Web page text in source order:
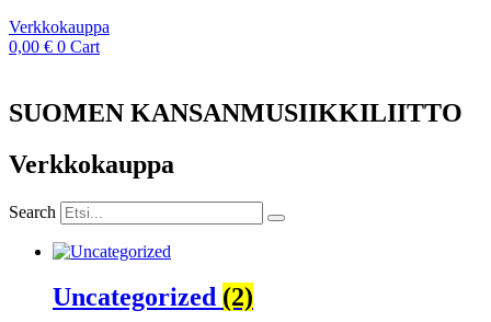
Verkkokauppa
0,00 € 0 Cart
SUOMEN KANSANMUSIIKKILIITTO
Verkkokauppa
Search
Uncategorized (2)